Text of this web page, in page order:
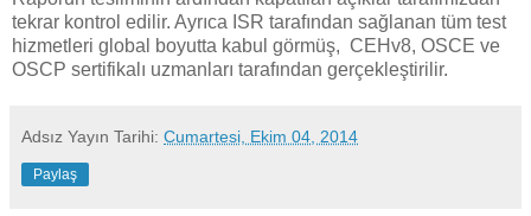
tekrar kontrol edilir. Ayrıca ISR tarafından sağlanan tüm test
hizmetleri global boyutta kabul görmüş, CEHv8, OSCE ve
OSCP sertifikalı uzmanları tarafından gerçekleştirilir.
Adsız Yayın Tarihi: Cumartesi, Ekim 04, 2014
Paylaş